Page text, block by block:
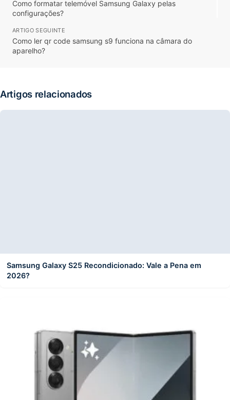
Como formatar telemóvel Samsung Galaxy pelas
configurações?
ARTIGO SEGUINTE
Como ler qr code samsung s9 funciona na câmara do
aparelho?
Artigos relacionados
Samsung Galaxy S25 Recondicionado: Vale a Pena em
2026?